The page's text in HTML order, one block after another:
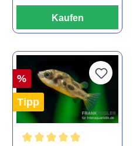
Kaufen
%
Tipp